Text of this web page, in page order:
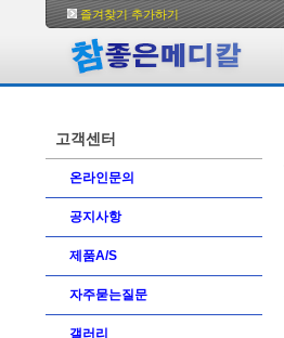
즐겨찾기 추가하기
고객센터
온라인문의
공지사항
제품A/S
자주묻는질문
갤러리